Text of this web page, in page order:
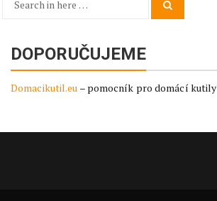
Search
DOPORUČUJEME
Domacikutil.eu – pomocník pro domácí kutily